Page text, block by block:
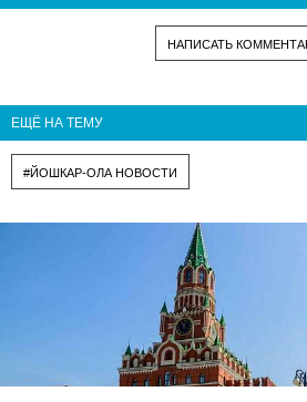
НАПИСАТЬ
ЕЩЁ НА ТЕМУ
#ЙОШКАР-ОЛА НОВОСТИ